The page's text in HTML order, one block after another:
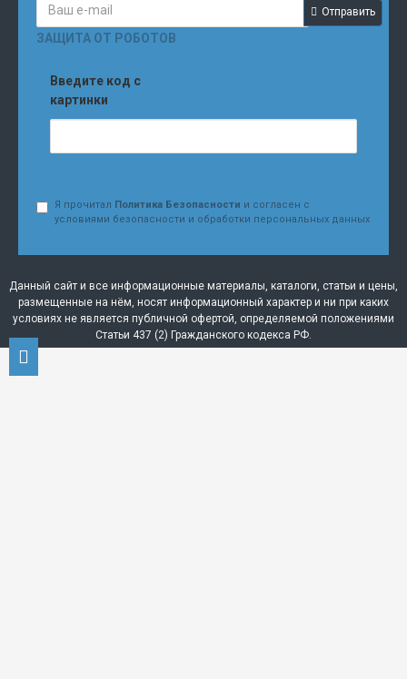
Отправить
ЗАЩИТА ОТ РОБОТОВ
Введите код с
картинки
Я прочитал Политика Безопасности и согласен с
условиями безопасности и обработки персональных данных
Данный сайт и все информационные материалы, каталоги, статьи и цены,
размещенные на нём, носят информационный характер и ни при каких
условиях не является публичной офертой, определяемой положениями
Статьи 437 (2) Гражданского кодекса РФ.